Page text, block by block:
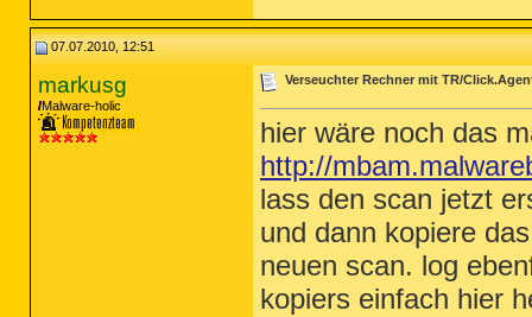
07.07.2010, 12:51
markusg
Malware-holic
Verseuchter Rechner mit TR/
hier wäre noch das
http://
lass den scan jetzt
und dann kopiere
neuen scan. log
kopiers einfach hier